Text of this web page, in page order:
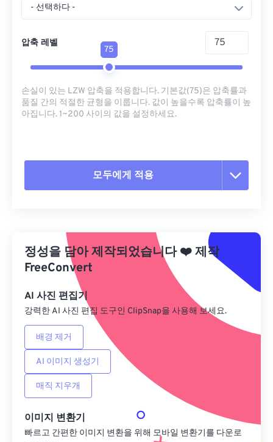
- 선택하다 -
압축 레벨
75
손실이 있는 LZW 압축을 적용합니다. 기본값(75)은 압축률과
품질 간의 적절한 균형을 이룹니다. 값이 높을수록 압축률이 높
아집니다. 1~200 사이의 값을 설정하세요.
모두에게 적용
사전 설정에서 적용
사전 설정으로 저장
정성을 담아 제작되었습니다❤️제작
FreeConvert
AI 사진 편집기
강력한 AI 사진 편집 도구인 ClipSnap을 사용해 보세요.
배경 제거
AI 이미지 생성기
매직 지우개
이미지 변환기
빠르고 간편한 이미지 변환을 위해 모바일 변환기를 다운로